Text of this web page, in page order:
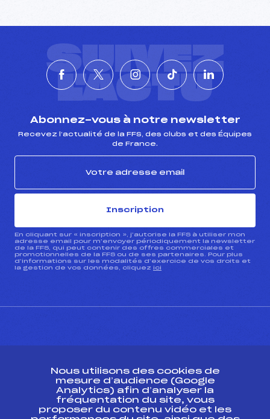
SUIVEZ
L'ACTU
Abonnez-vous à notre newsletter
Recevez l’actualité de la FFS, des clubs et des Équipes
de France.
Inscription
En cliquant sur « inscription », j’autorise la FFS à utiliser mon
adresse email pour m’envoyer périodiquement la newsletter
de la FFS, qui peut contenir des offres commerciales et
promotionnelles de la FFS ou de ses partenaires. Pour plus
d’informations sur les modalités d’exercice de vos droits et
la gestion de vos données, cliquez ici
Ressources
Nous utilisons des cookies de
mesure d’audience (Google
Analytics) afin d’analyser la
fréquentation du site, vous
proposer du contenu vidéo et les